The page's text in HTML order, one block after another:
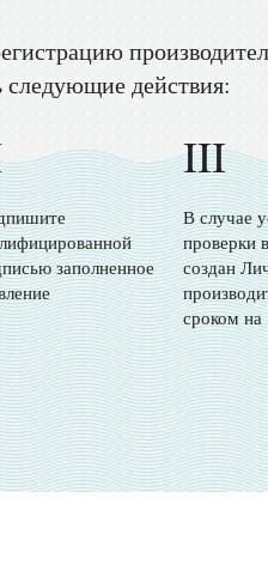
действия:
заполненное
III
В случае
проверки
создан
сроком на